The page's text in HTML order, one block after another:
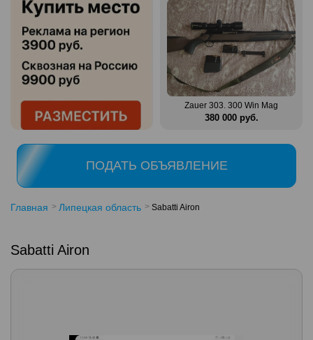
Mag Benelli Montefeltro 12/76
150 000 руб.
Zauer 303. 300 Win Mag
380 000 руб.
ПОДАТЬ ОБЪЯВЛЕНИЕ
Главная Липецкая область Sabatti Airon
Sabatti Airon